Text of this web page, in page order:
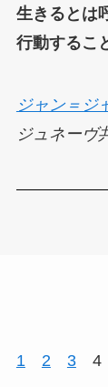
生きるとは
行動するこ
ジャン＝ジ
ジュネーヴ
1 2 34